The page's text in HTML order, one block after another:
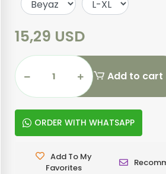
15,29 USD
Add to cart
ORDER WITH WHATSAPP
Add To My
Favorites